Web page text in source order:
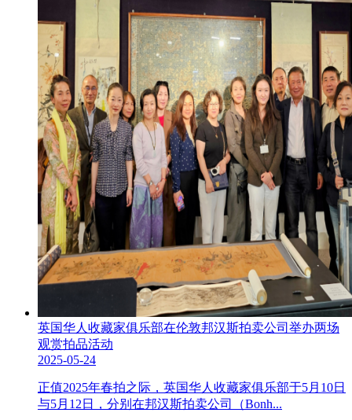
英国华人收藏家俱乐部在伦敦邦汉斯拍卖公司举办两场
观赏拍品活动
2025-05-24
正值2025年春拍之际，英国华人收藏家俱乐部于5月10日
与5月12日，分别在邦汉斯拍卖公司（Bonh...